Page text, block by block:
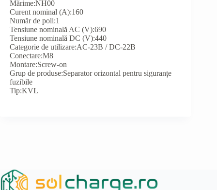
Mărime:NH00
Curent nominal (A):160
Număr de poli:1
Tensiune nominală AC (V):690
Tensiune nominală DC (V):440
Categorie de utilizare:AC-23B / DC-22B
Conectare:M8
Montare:Screw-on
Grup de produse:Separator orizontal pentru siguranțe
fuzibile
Tip:KVL